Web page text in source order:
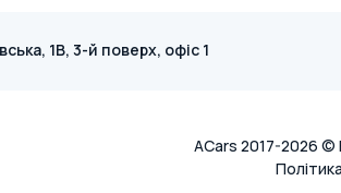
1В, 3-й поверх, офіс 1
ACars 2017-2026 ©